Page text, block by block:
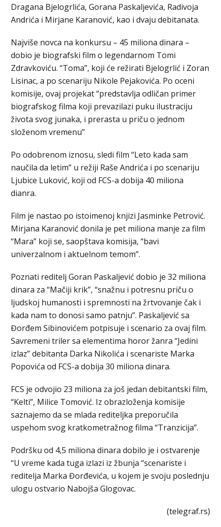
Dragana Bjelogrlića, Gorana Paskaljevića, Radivoja
Andrića i Mirjane Karanović, kao i dvaju debitanata.
Najviše novca na konkursu – 45 miliona dinara –
dobio je biografski film o legendarnom Tomi
Zdravkoviću. “Toma”, koji će režirati Bjelogrlić i Zoran
Lisinac, a po scenariju Nikole Pejakovića. Po oceni
komisije, ovaj projekat “predstavlja odličan primer
biografskog filma koji prevazilazi puku ilustraciju
života svog junaka, i prerasta u priču o jednom
složenom vremenu”
Po odobrenom iznosu, sledi film “Leto kada sam
naučila da letim” u režiji Raše Andrića i po scenariju
Ljubice Luković, koji od FCS-a dobija 40 miliona
dianra.
Film je nastao po istoimenoj knjizi Jasminke Petrović.
Mirjana Karanović donila je pet miliona manje za film
“Mara” koji se, saopštava komisija, “bavi
univerzalnom i aktuelnom temom”.
Poznati reditelj Goran Paskaljević dobio je 32 miliona
dinara za “Mačiji krik”, “snažnu i potresnu priču o
ljudskoj humanosti i spremnosti na žrtvovanje čak i
kada nam to donosi samo patnju”. Paskaljević sa
Đorđem Sibinovićem potpisuje i scenario za ovaj film.
Savremeni triler sa elementima horor žanra “Jedini
izlaz” debitanta Darka Nikolića i scenariste Marka
Popovića od FCS-a dobija 30 miliona dinara.
FCS je odvojio 23 miliona za još jedan debitantski film,
“Kelti”, Milice Tomović. Iz obrazloženja komisije
saznajemo da se mlada rediteljka preporučila
uspehom svog kratkometražnog filma “Tranzicija”.
Podršku od 4,5 miliona dinara dobilo je i ostvarenje
“U vreme kada tuga izlazi iz žbunja “scenariste i
reditelja Marka Đorđevića, u kojem je svoju poslednju
ulogu ostvario Nabojša Glogovac.
(telegraf.rs)